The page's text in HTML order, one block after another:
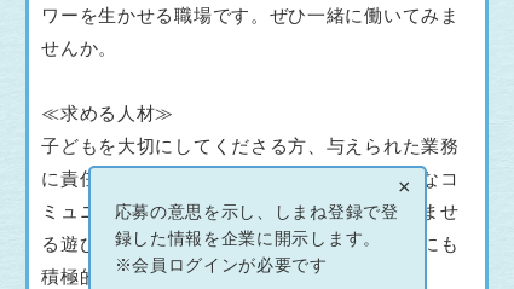
ワーを生かせる職場です。ぜひ一緒に働いてみま
せんか。
≪求める人材≫
子どもを大切にしてくださる方、与えられた業務
に責任を持って取り組める方、周りとの適切なコ
ミュニケーションが図れる方、子どもを楽しませ
る遊びについての知識が豊富な方、室外遊びにも
積極的に参加できる方
×
応募の意思を示し、しまね登録で登
録した情報を企業に開示します。
※会員ログインが必要です